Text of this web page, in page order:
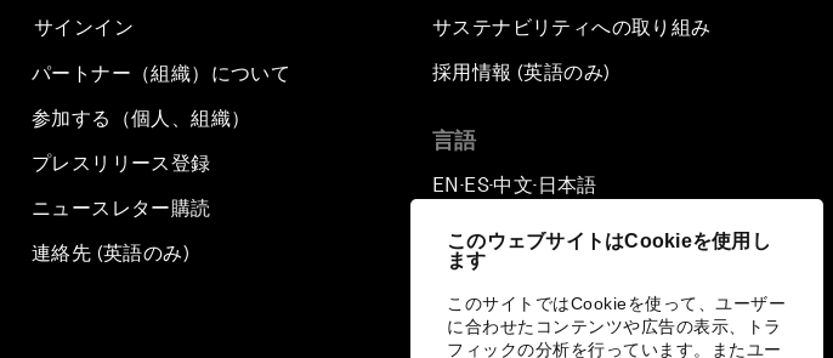
このウェブサイトはCookieを使用し
ます
このサイトではCookieを使って、ユーザー
に合わせたコンテンツや広告の表示、トラ
フィックの分析を行っています。またユー
サインイン
パートナー（組織）について
参加する（個人、組織）
プレスリリース登録
ニュースレター購読
連絡先 (英語のみ)
サステナビリティへの取り組み
採用情報 (英語のみ)
言語
EN ▪ES▪中文▪ 日本語